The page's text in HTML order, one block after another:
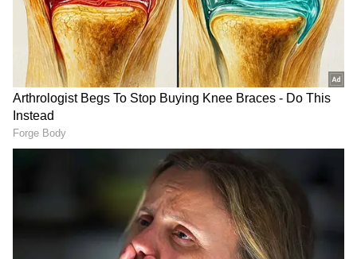
ஏசியாநெட் தமிழ்-ஐ உங்கள் முதன்மைத்
தேர்வாக்குங்கள்